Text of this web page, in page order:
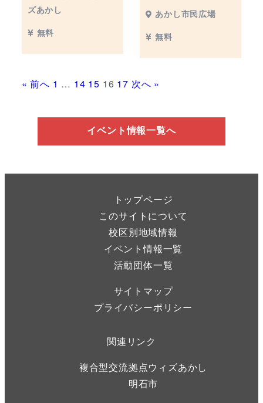
ズあかし
無料
あかし市民広場
無料
« 前へ 1 … 14 15 16 17 次へ »
イベント情報一覧へ
トップページ
このサイトについて
校区別地域情報
イベント情報一覧
活動団体一覧
サイトマップ
プライバシーポリシー
関連リンク
複合型交流拠点ウィズあかし
明石市